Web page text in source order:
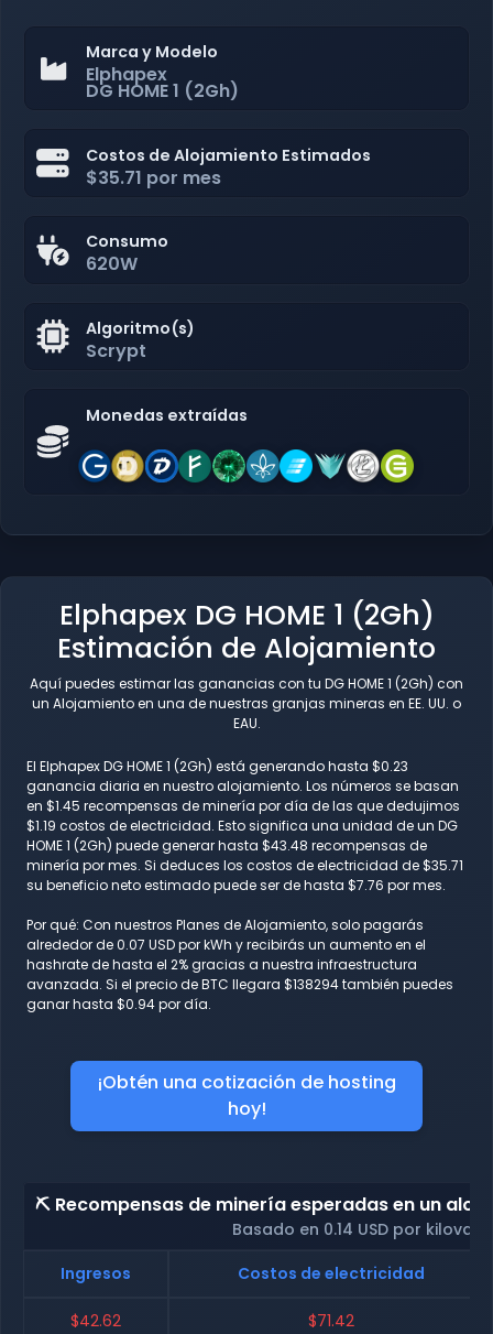
Marca y Modelo
Elphapex
DG HOME 1 (2Gh)
Costos de Alojamiento Estimados
$35.71 por mes
Consumo
620W
Algoritmo(s)
Scrypt
Monedas extraídas
Elphapex DG HOME 1 (2Gh)
Estimación de Alojamiento
Aquí puedes estimar las ganancias con tu DG HOME 1 (2Gh) con
un Alojamiento en una de nuestras granjas mineras en EE. UU. o
EAU.
El Elphapex DG HOME 1 (2Gh) está generando hasta $0.23
ganancia diaria en nuestro alojamiento. Los números se basan
en $1.45 recompensas de minería por día de las que dedujimos
$1.19 costos de electricidad. Esto significa una unidad de un DG
HOME 1 (2Gh) puede generar hasta $43.48 recompensas de
minería por mes. Si deduces los costos de electricidad de $35.71
su beneficio neto estimado puede ser de hasta $7.76 por mes.
Por qué: Con nuestros Planes de Alojamiento, solo pagarás
alrededor de 0.07 USD por kWh y recibirás un aumento en el
hashrate de hasta el 2% gracias a nuestra infraestructura
avanzada. Si el precio de BTC llegara $138294 también puedes
ganar hasta $0.94 por día.
¡Obtén una cotización de hosting
hoy!
⛏️ Recompensas de minería esperadas en un
Basado en 0.14 USD por
Ingresos
Costos de electricidad
$42.62 $71.42